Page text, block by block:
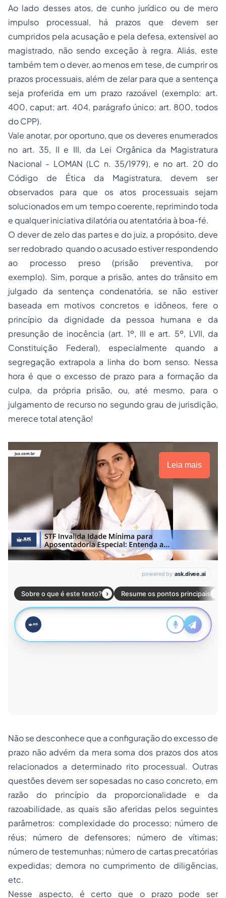
Ao lado desses atos, de cunho jurídico ou de mero
impulso processual, há prazos que devem ser
cumpridos pela acusação e pela defesa, extensível ao
magistrado, não sendo exceção à regra. Aliás, este
também tem o dever, ao menos em tese, de cumprir os
prazos processuais, além de zelar para que a sentença
seja proferida em um prazo razoável (exemplo: art.
400, caput; art. 404, parágrafo único; art. 800, todos
do CPP).
Vale anotar, por oportuno, que os deveres enumerados
no art. 35, II e III, da Lei Orgânica da Magistratura
Nacional - LOMAN (LC n. 35/1979), e no art. 20 do
Código de Ética da Magistratura, devem ser
observados para que os atos processuais sejam
solucionados em um tempo coerente, reprimindo toda
e qualquer iniciativa dilatória ou atentatória à boa-fé.
O dever de zelo das partes e do juiz, a propósito, deve
ser redobrado quando o acusado estiver respondendo
ao processo preso (prisão preventiva, por
exemplo). Sim, porque a prisão, antes do trânsito em
julgado da sentença condenatória, se não estiver
baseada em motivos concretos e idôneos, fere o
princípio da dignidade da pessoa humana e da
presunção de inocência (art. 1º, III e art. 5º, LVII, da
Constituição Federal), especialmente quando a
segregação extrapola a linha do bom senso. Nessa
hora é que o excesso de prazo para a formação da
culpa, da própria prisão, ou, até mesmo, para o
julgamento de recurso no segundo grau de jurisdição,
merece total atenção!
Leia mais
Não se desconhece que a configuração do excesso de
prazo não advém da mera soma dos prazos dos atos
relacionados a determinado rito processual. Outras
questões devem ser sopesadas no caso concreto, em
razão do princípio da proporcionalidade e da
razoabilidade, as quais são aferidas pelos seguintes
parâmetros: complexidade do processo; número de
réus; número de defensores; número de vítimas;
número de testemunhas; número de cartas precatórias
expedidas; demora no cumprimento de diligências,
etc.
Nesse aspecto, é certo que o prazo pode ser